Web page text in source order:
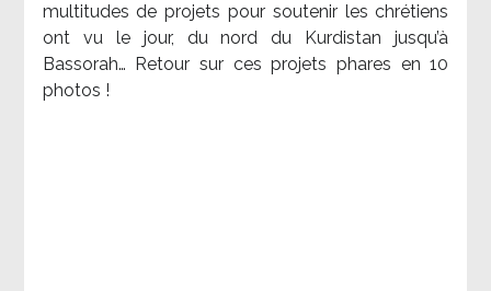
multitudes de projets pour soutenir les chrétiens
ont vu le jour, du nord du Kurdistan jusqu’à
Bassorah… Retour sur ces projets phares en 10
photos !